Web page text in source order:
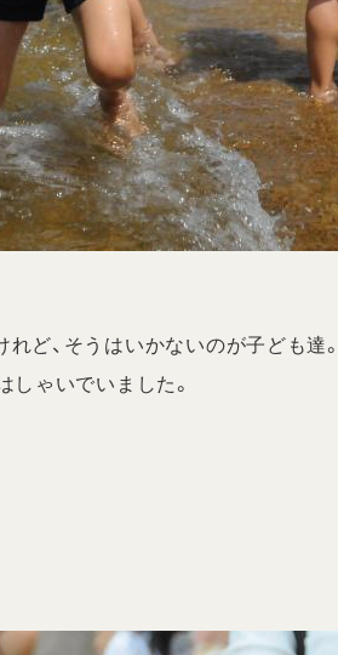
ど、そうはいかないのが子ども達。
ゃいでいました。